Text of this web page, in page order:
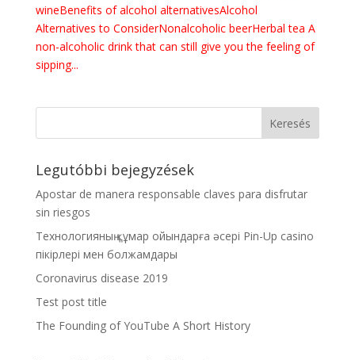
wineBenefits of alcohol alternativesAlcohol
Alternatives to ConsiderNonalcoholic beerHerbal tea A
non-alcoholic drink that can still give you the feeling of
sipping...
Legutóbbi bejegyzések
Apostar de manera responsable claves para disfrutar
sin riesgos
Технологияның құмар ойындарға әсері Pin-Up casino
пікірлері мен болжамдары
Coronavirus disease 2019
Test post title
The Founding of YouTube A Short History